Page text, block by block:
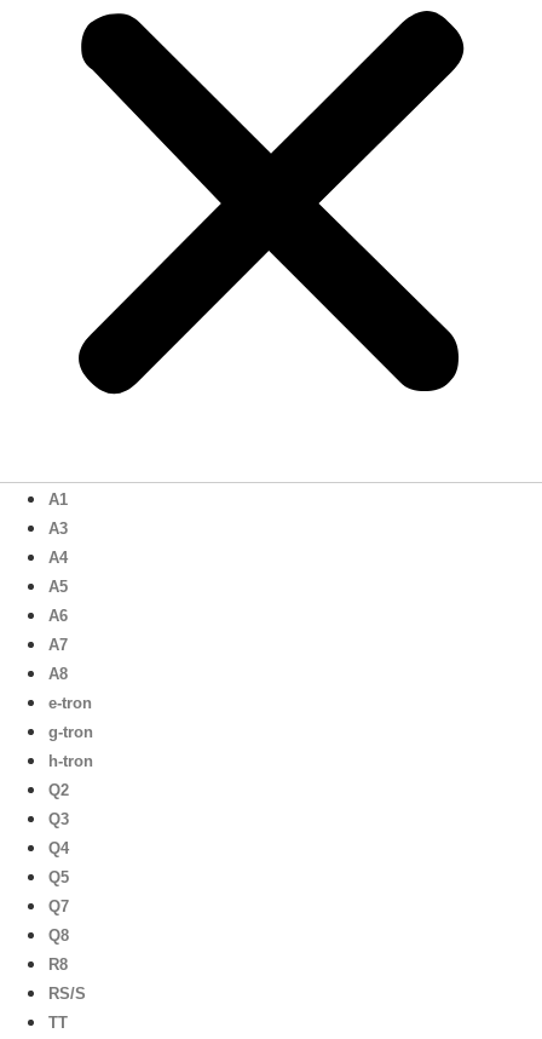
A1
A3
A4
A5
A6
A7
A8
e-tron
g-tron
h-tron
Q2
Q3
Q4
Q5
Q7
Q8
R8
RS/S
TT